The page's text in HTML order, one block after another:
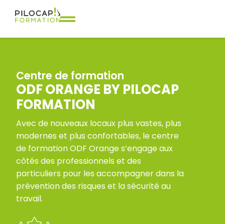
Centre de formation
ODF ORANGE BY PILOCAP
FORMATION
Avec de nouveaux locaux plus vastes, plus
modernes et plus confortables, le centre
de formation ODF Orange s’engage aux
côtés des professionnels et des
particuliers pour les accompagner dans la
prévention des risques et la sécurité au
travail.